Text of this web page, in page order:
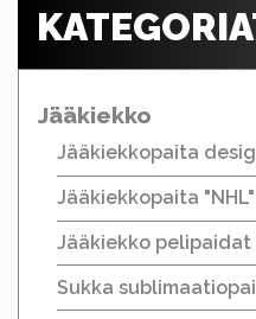
Jääkiekko
Jääkiekkopaita
Jääkiekkopaita
Jääkiekko pelipaidat
Sukka